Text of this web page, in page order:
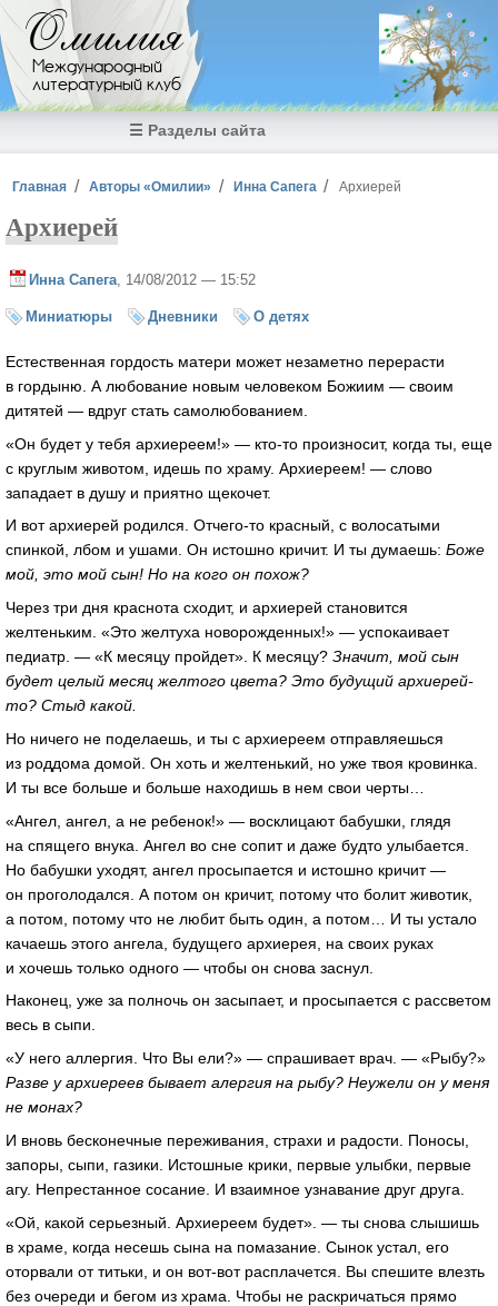
Перейти к основному содержанию
Омилия
Международный
литературный клуб
☰ Разделы сайта
Вы здесь
Главная Авторы «Омилии» Инна Сапега Архиерей
Архиерей
Инна Сапега , 14/08/2012 — 15:52
Миниатюры Дневники О детях
Естественная гордость матери может незаметно перерасти
в гордыню. А любование новым человеком Божиим — своим
дитятей — вдруг стать самолюбованием.
«Он будет у тебя архиереем!» — кто-то произносит, когда ты, еще
с круглым животом, идешь по храму. Архиереем! — слово
западает в душу и приятно щекочет.
И вот архиерей родился. Отчего-то красный, с волосатыми
спинкой, лбом и ушами. Он истошно кричит. И ты думаешь: Боже
мой, это мой сын! Но на кого он похож?
Через три дня краснота сходит, и архиерей становится
желтеньким. «Это желтуха новорожденных!» — успокаивает
педиатр. — «К месяцу пройдет». К месяцу? Значит, мой сын
будет целый месяц желтого цвета? Это будущий архиерей-
то? Стыд какой.
Но ничего не поделаешь, и ты с архиереем отправляешься
из роддома домой. Он хоть и желтенький, но уже твоя кровинка.
И ты все больше и больше находишь в нем свои черты…
«Ангел, ангел, а не ребенок!» — восклицают бабушки, глядя
на спящего внука. Ангел во сне сопит и даже будто улыбается.
Но бабушки уходят, ангел просыпается и истошно кричит —
он проголодался. А потом он кричит, потому что болит животик,
а потом, потому что не любит быть один, а потом… И ты устало
качаешь этого ангела, будущего архиерея, на своих руках
и хочешь только одного — чтобы он снова заснул.
Наконец, уже за полночь он засыпает, и просыпается с рассветом
весь в сыпи.
«У него аллергия. Что Вы ели?» — спрашивает врач. — «Рыбу?»
Разве у архиереев бывает алергия на рыбу? Неужели он у меня
не монах?
И вновь бесконечные переживания, страхи и радости. Поносы,
запоры, сыпи, газики. Истошные крики, первые улыбки, первые
агу. Непрестанное сосание. И взаимное узнавание друг друга.
«Ой, какой серьезный. Архиереем будет». — ты снова слышишь
в храме, когда несешь сына на помазание. Сынок устал, его
оторвали от титьки, и он вот-вот расплачется. Вы спешите влезть
без очереди и бегом из храма. Чтобы не раскричаться прямо